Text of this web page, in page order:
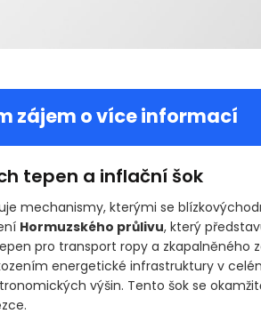
zájem o více informací
tepen a inflační šok
mechanismy, kterými se
Hormuzského průlivu, který
pro transport ropy a zkapalněného
energetické infrastruktury v
výšin. Tento šok se